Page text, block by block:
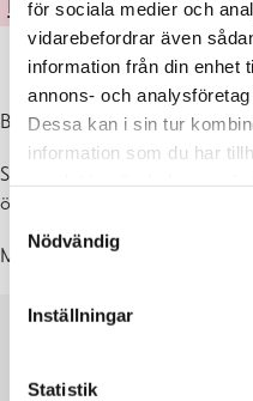
för sociala medier och
vidarebefordrar även
information från din enhet
annons- och
Dessa kan i sin tur
information som du har
Nödvändig
Inställningar
Statistik
KULTUR FRITID
Bekanta dig med Ekenäs
Skulptörens ateljé finns på
öppet onsdag – söndag kl. 14-
Mera information om
SÄDE